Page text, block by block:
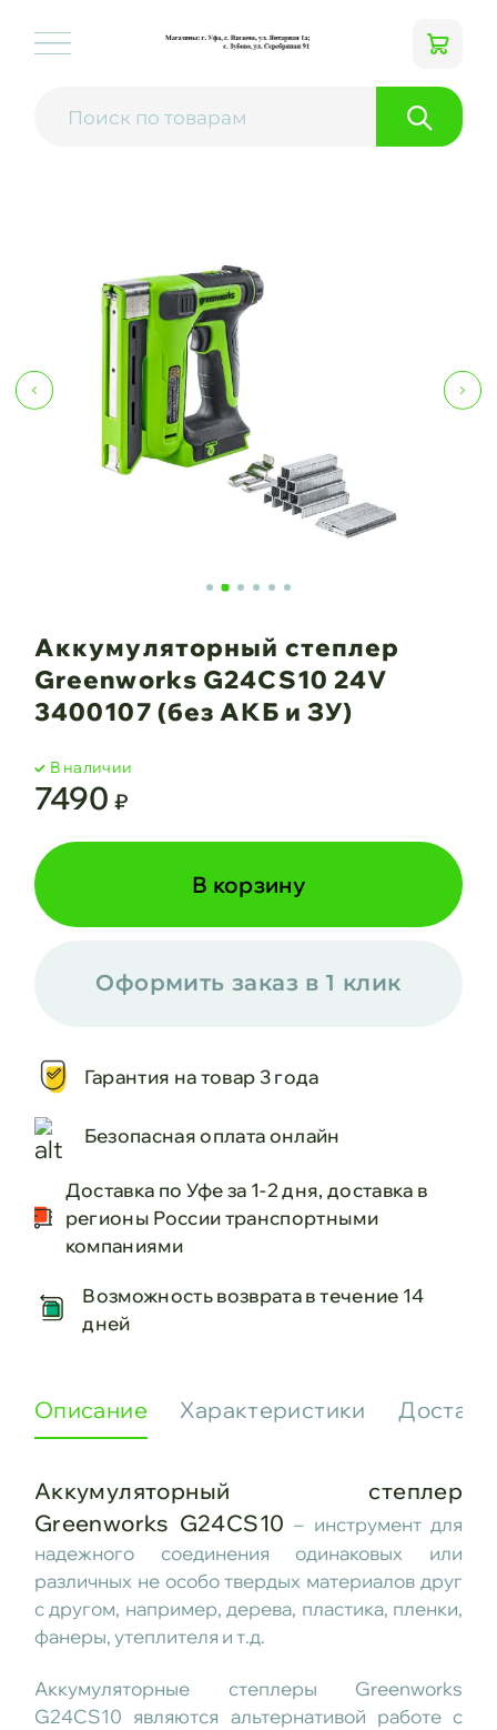
Аккумуляторный степлер
Greenworks G24CS10 24V
3400107 (без АКБ и ЗУ)
В наличии
7490 ₽
В корзину
Оформить заказ в 1 клик
Гарантия на товар 3 года
Безопасная оплата онлайн
Доставка по Уфе за 1-2 дня, доставка в
регионы России транспортными
компаниями
Возможность возврата в течение 14
дней
Описание Характеристики
Аккумуляторный степлер
Greenworks G24CS10 – инструмент для
надежного соединения одинаковых или
различных не особо твердых материалов друг
с другом, например, дерева, пластика, пленки,
фанеры, утеплителя и т.д.
Аккумуляторные степлеры Greenworks
G24CS10 являются альтернативой работе с